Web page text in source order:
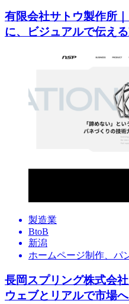
有限会社サトウ製作所
に、ビジュアルで伝え
製造業
BtoB
新潟
ホームページ制作、パ
長岡スプリング株式会
ウェブとリアルで市場